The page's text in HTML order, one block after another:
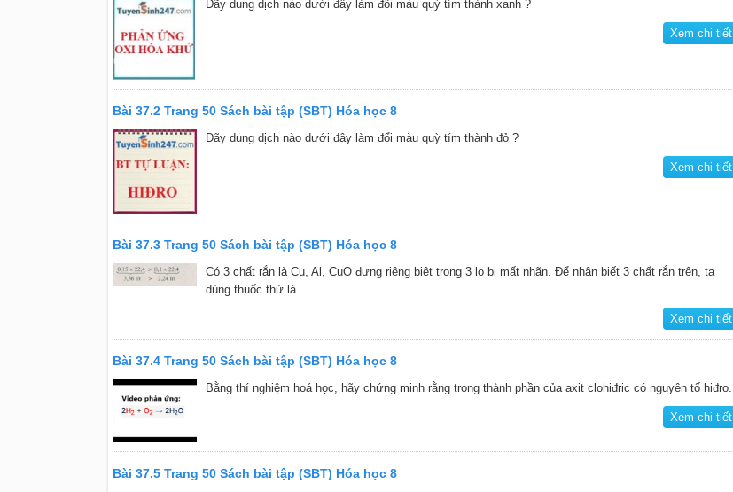
Dãy dung dịch nào dưới đây làm đổi màu quỳ tím thành xanh ?
Xem chi tiết
Bài 37.2 Trang 50 Sách bài tập (SBT) Hóa học 8
Dãy dung dịch nào dưới đây làm đổi màu quỳ tím thành đỏ ?
Xem chi tiết
Bài 37.3 Trang 50 Sách bài tập (SBT) Hóa học 8
Có 3 chất rắn là Cu, Al, CuO đựng riêng biệt trong 3 lọ bị mất nhãn. Để nhận biết 3 chất rắn trên, ta
dùng thuốc thử là
Xem chi tiết
Bài 37.4 Trang 50 Sách bài tập (SBT) Hóa học 8
Bằng thí nghiệm hoá học, hãy chứng minh rằng trong thành phần của axit clohiđric có nguyên tố hiđro.
Xem chi tiết
Bài 37.5 Trang 50 Sách bài tập (SBT) Hóa học 8